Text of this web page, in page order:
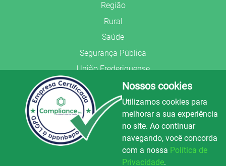
Região
Rural
Saúde
Segurança Pública
União Frederiquense
© Copyright 2022.LA+.
Todos os direitos reservados.
Preparado no
Nossos cookies
Utilizamos cookies para
melhorar a sua experiência
no site. Ao continuar
navegando, você concorda
com a nossa Política de
Privacidade.